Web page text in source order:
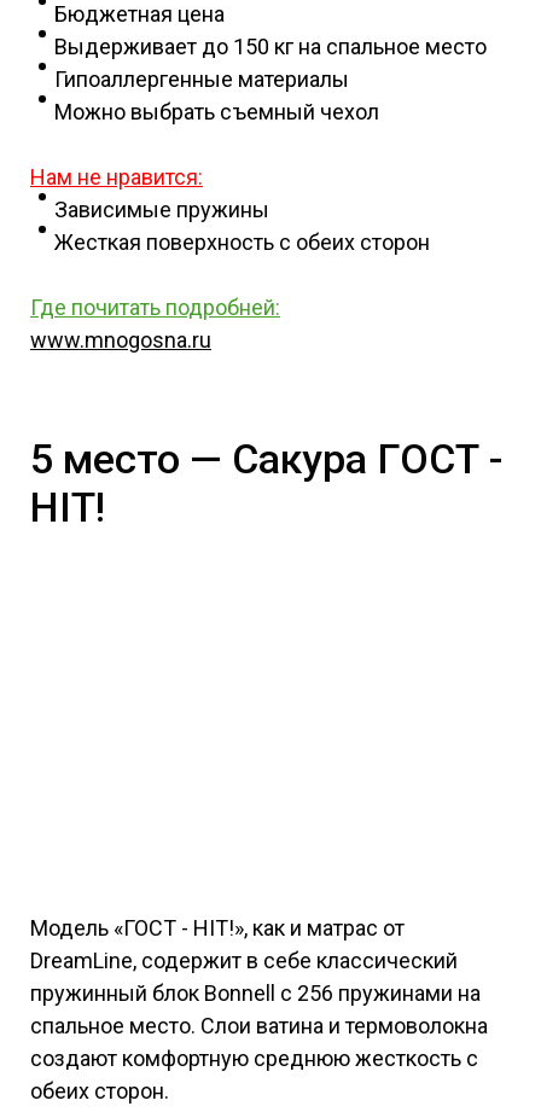
Бюджетная цена
Выдерживает до 150 кг на спальное место
Гипоаллергенные материалы
Можно выбрать съемный чехол
Нам не нравится:
Зависимые пружины
Жесткая поверхность с обеих сторон
Где почитать подробней:
www.mnogosna.ru
5 место — Сакура ГОСТ -
HIT!
Модель «ГОСТ - HIT!», как и матрас от
DreamLine, содержит в себе классический
пружинный блок Bonnell с 256 пружинами на
спальное место. Слои ватина и термоволокна
создают комфортную среднюю жесткость с
обеих сторон.